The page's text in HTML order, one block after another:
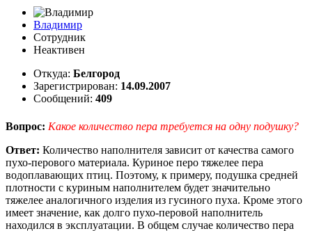
Владимир
Сотрудник
Неактивен
Откуда: Белгород
Зарегистрирован: 14.09.2007
Сообщений: 409
Вопрос: Какое количество пера требуется на одну подушку?
Ответ: Количество наполнителя зависит от качества самого
пухо-перового материала. Куриное перо тяжелее пера
водоплавающих птиц. Поэтому, к примеру, подушка средней
плотности с куриным наполнителем будет значительно
тяжелее аналогичного изделия из гусиного пуха. Кроме этого
имеет значение, как долго пухо-перовой наполнитель
находился в эксплуатации. В общем случае количество пера